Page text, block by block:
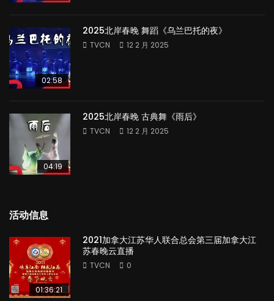
02:58
2025北岸春晚 舞蹈《乌兰巴托的夜》
TVCN 12 2 月 2025
04:19
2025北岸春晚 古典舞《雨后》
TVCN 12 2 月 2025
活动信息
01:36:21
2021加拿大江苏华人联合总会第三届加拿大江
苏春晚云直播
TVCN 0